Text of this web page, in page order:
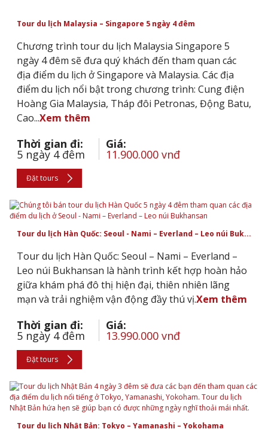
Tour du lịch Malaysia – Singapore 5 ngày 4 đêm
Chương trình tour du lịch Malaysia Singapore 5
ngày 4 đêm sẽ đưa quý khách đến tham quan các
địa điểm du lịch ở Singapore và Malaysia. Các địa
điểm du lịch nổi bật trong chương trình: Cung điện
Hoàng Gia Malaysia, Tháp đôi Petronas, Động Batu,
Cao...Xem thêm
Thời gian đi:
5 ngày 4 đêm
Giá:
11.900.000 vnđ
Đặt tours
Tour du lịch Hàn Quốc: Seoul - Nami – Everland – Leo núi Buk...
Tour du lịch Hàn Quốc: Seoul – Nami – Everland –
Leo núi Bukhansan là hành trình kết hợp hoàn hảo
giữa khám phá đô thị hiện đại, thiên nhiên lãng
mạn và trải nghiệm vận động đầy thú vị.Xem thêm
Thời gian đi:
5 ngày 4 đêm
Giá:
13.990.000 vnđ
Đặt tours
Tour du lịch Nhật Bản: Tokyo – Yamanashi – Yokohama